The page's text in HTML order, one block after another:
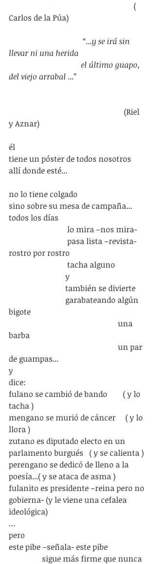
Carlos de la Púa)
                                      “...
y se irá sin
llevar ni una herida
del viejo arrabal ...”
                                                           (Riel
y Aznar)
él
tiene un póster de todos nosotros
allí donde esté...
no lo tiene colgado
sino sobre su mesa de campaña...
todos los días
                              lo mira –nos mira-
rostro por rostro
                              tacha alguno
                             y
                             también se divierte
bigote
barba
de guampas...
y
dice:
fulano se cambió de bando        ( y lo
tacha )
mengano se murió de cáncer     ( y lo
llora )
zutano es diputado electo en un
parlamento burgués   ( y se calienta )
perengano se dedicó de lleno a la
poesía...( y se ataca de asma )
fulanito es presidente –reina pero no
gobierna- (y le viene una cefalea
ideológica)
…
pero
este pibe –señala- este pibe